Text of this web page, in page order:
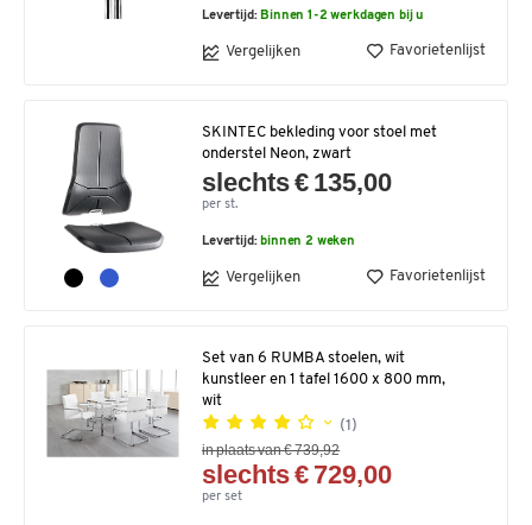
Levertijd: Binnen 1-2 werkdagen bij u
Vergelijken Favorietenlijst
SKINTEC bekleding voor stoel met
onderstel Neon, zwart
slechts € 135,00
per st.
Levertijd: binnen 2 weken
Vergelijken Favorietenlijst
Set van 6 RUMBA stoelen, wit
kunstleer en 1 tafel 1600 x 800 mm,
wit
(1)
in plaats van € 739,92
slechts € 729,00
per set